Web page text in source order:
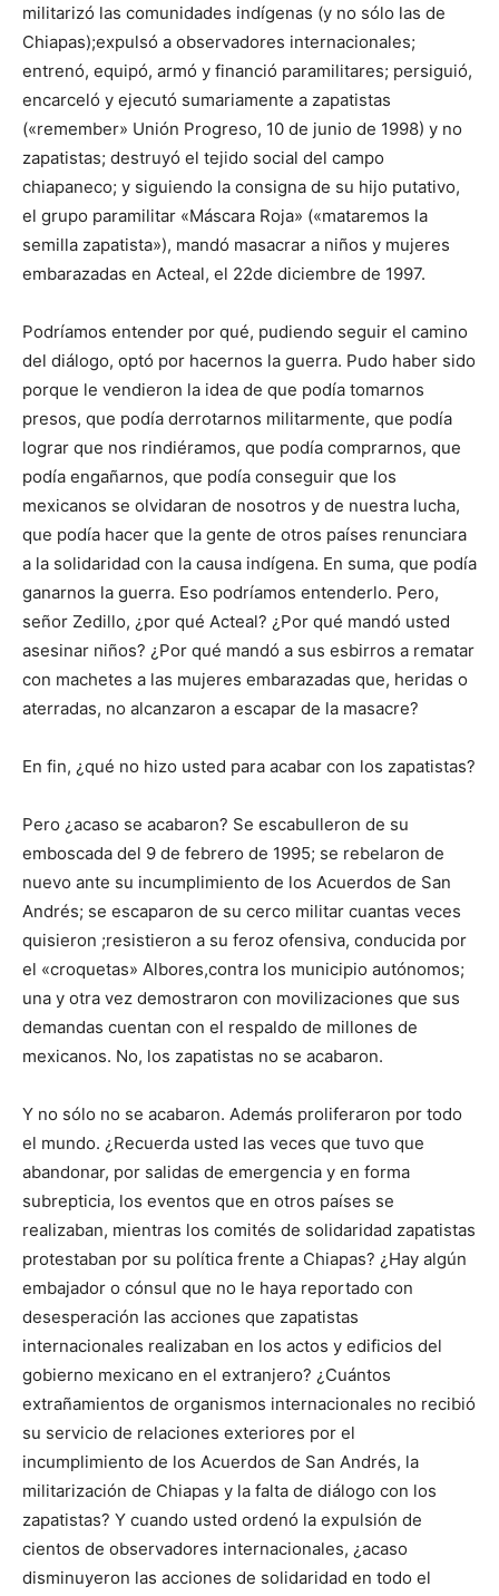
militarizó las comunidades indígenas (y no sólo las de
Chiapas);expulsó a observadores internacionales;
entrenó, equipó, armó y financió paramilitares; persiguió,
encarceló y ejecutó sumariamente a zapatistas
(«remember» Unión Progreso, 10 de junio de 1998) y no
zapatistas; destruyó el tejido social del campo
chiapaneco; y siguiendo la consigna de su hijo putativo,
el grupo paramilitar «Máscara Roja» («mataremos la
semilla zapatista»), mandó masacrar a niños y mujeres
embarazadas en Acteal, el 22de diciembre de 1997.
Podríamos entender por qué, pudiendo seguir el camino
del diálogo, optó por hacernos la guerra. Pudo haber sido
porque le vendieron la idea de que podía tomarnos
presos, que podía derrotarnos militarmente, que podía
lograr que nos rindiéramos, que podía comprarnos, que
podía engañarnos, que podía conseguir que los
mexicanos se olvidaran de nosotros y de nuestra lucha,
que podía hacer que la gente de otros países renunciara
a la solidaridad con la causa indígena. En suma, que podía
ganarnos la guerra. Eso podríamos entenderlo. Pero,
señor Zedillo, ¿por qué Acteal? ¿Por qué mandó usted
asesinar niños? ¿Por qué mandó a sus esbirros a rematar
con machetes a las mujeres embarazadas que, heridas o
aterradas, no alcanzaron a escapar de la masacre?
En fin, ¿qué no hizo usted para acabar con los zapatistas?
Pero ¿acaso se acabaron? Se escabulleron de su
emboscada del 9 de febrero de 1995; se rebelaron de
nuevo ante su incumplimiento de los Acuerdos de San
Andrés; se escaparon de su cerco militar cuantas veces
quisieron ;resistieron a su feroz ofensiva, conducida por
el «croquetas» Albores,contra los municipio autónomos;
una y otra vez demostraron con movilizaciones que sus
demandas cuentan con el respaldo de millones de
mexicanos. No, los zapatistas no se acabaron.
Y no sólo no se acabaron. Además proliferaron por todo
el mundo. ¿Recuerda usted las veces que tuvo que
abandonar, por salidas de emergencia y en forma
subrepticia, los eventos que en otros países se
realizaban, mientras los comités de solidaridad zapatistas
protestaban por su política frente a Chiapas? ¿Hay algún
embajador o cónsul que no le haya reportado con
desesperación las acciones que zapatistas
internacionales realizaban en los actos y edificios del
gobierno mexicano en el extranjero? ¿Cuántos
extrañamientos de organismos internacionales no recibió
su servicio de relaciones exteriores por el
incumplimiento de los Acuerdos de San Andrés, la
militarización de Chiapas y la falta de diálogo con los
zapatistas? Y cuando usted ordenó la expulsión de
cientos de observadores internacionales, ¿acaso
disminuyeron las acciones de solidaridad en todo el